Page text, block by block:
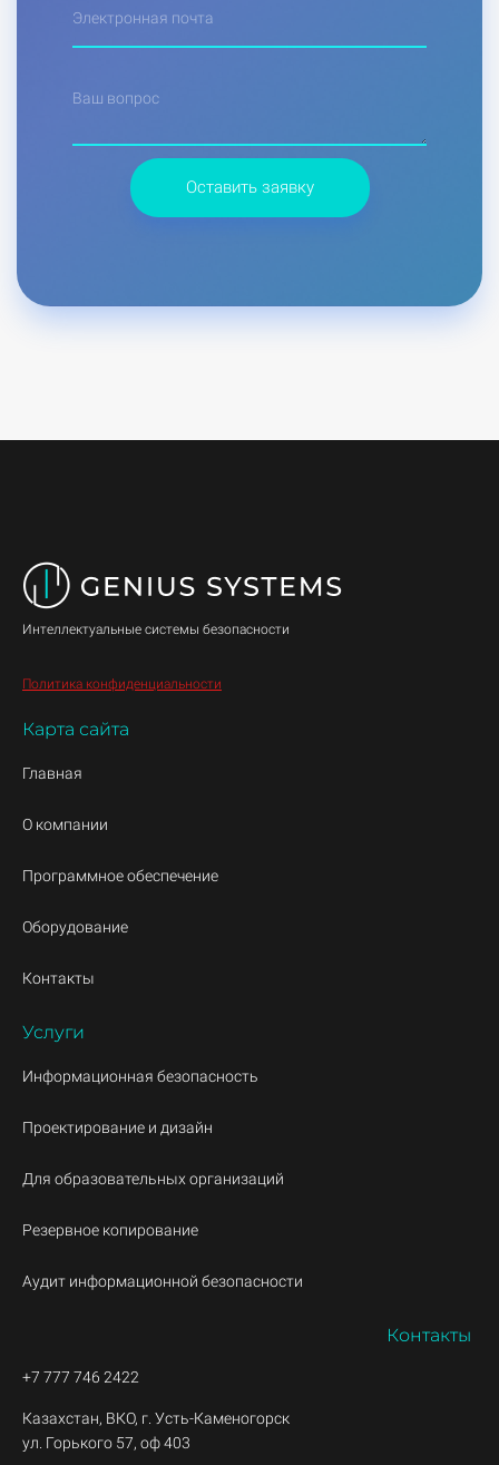
Электронная почта
Ваш вопрос
Оставить заявку
Интеллектуальные системы безопасности
Политика конфиденциальности
Карта сайта
Главная
О компании
Программное обеспечение
Оборудование
Контакты
Услуги
Информационная безопасность
Проектирование и дизайн
Для образовательных организаций
Резервное копирование
Аудит информационной безопасности
Контакты
+7 777 746 2422
Казахстан, ВКО, г. Усть-Каменогорск
ул. Горького 57, оф 403